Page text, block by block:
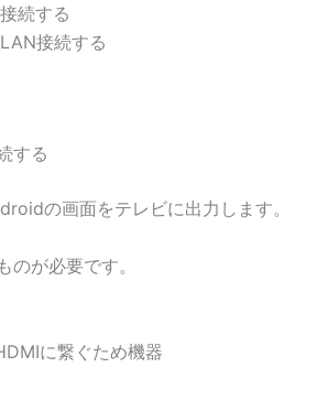
続する
接続する
する
の画面をテレビに出力します。
が必要です。
に繋ぐため機器